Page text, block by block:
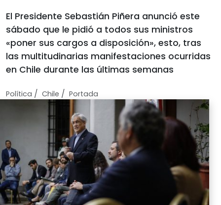
El Presidente Sebastián Piñera anunció este
sábado que le pidió a todos sus ministros
«poner sus cargos a disposición», esto, tras
las multitudinarias manifestaciones ocurridas
en Chile durante las últimas semanas
Política / Chile / Portada